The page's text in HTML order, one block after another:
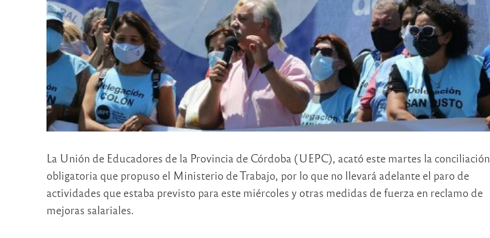
La Unión de Educadores de la Provincia de Córdoba (UEPC), acató este martes la conciliación
obligatoria que propuso el Ministerio de Trabajo, por lo que no llevará adelante el paro de
actividades que estaba previsto para este miércoles y otras medidas de fuerza en reclamo de
mejoras salariales.